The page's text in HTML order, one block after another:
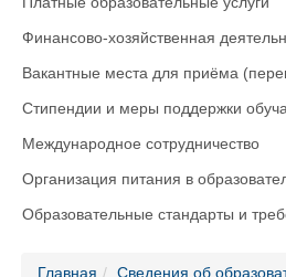
Финансово-хозяйственная
Вакантные места для приёма
Стипендии и меры поддержки
Международное сотрудничество
Организация питания в
Образовательные стандарты и
Главная
Сведения об